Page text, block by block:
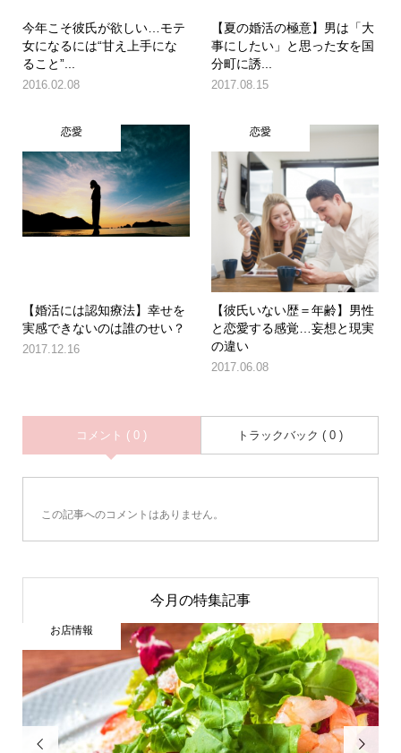
今年こそ彼氏が欲しい…モテ
女になるには“甘え上手にな
ること”...
2016.02.08
【夏の婚活の極意】男は「大
事にしたい」と思った女を国
分町に誘...
2017.08.15
恋愛
【婚活には認知療法】幸せを
実感できないのは誰のせい？
2017.12.16
恋愛
【彼氏いない歴＝年齢】男性
と恋愛する感覚…妄想と現実
の違い
2017.06.08
コメント ( 0 ) トラックバック ( 0 )
この記事へのコメントはありません。
今月の特集記事

お店情報
